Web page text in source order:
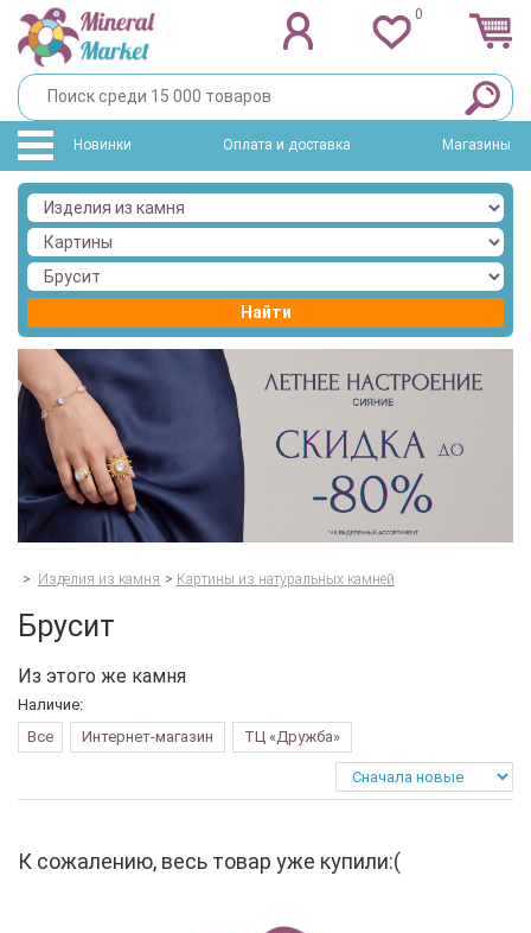
0
Новинки Оплата и доставка Магазины
Найти
> Изделия из камня > Картины из натуральных камней
Брусит
Из этого же камня
Наличие:
Все
Интернет-магазин ТЦ «Дружба»
К сожалению, весь товар уже купили:(